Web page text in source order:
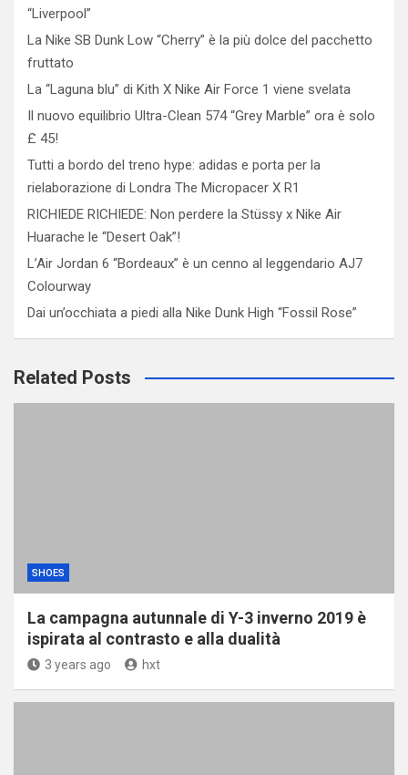
“Liverpool”
La Nike SB Dunk Low “Cherry” è la più dolce del pacchetto
fruttato
La “Laguna blu” di Kith X Nike Air Force 1 viene svelata
Il nuovo equilibrio Ultra-Clean 574 “Grey Marble” ora è solo
£ 45!
Tutti a bordo del treno hype: adidas e porta per la
rielaborazione di Londra The Micropacer X R1
RICHIEDE RICHIEDE: Non perdere la Stüssy x Nike Air
Huarache le “Desert Oak”!
L’Air Jordan 6 “Bordeaux” è un cenno al leggendario AJ7
Colourway
Dai un’occhiata a piedi alla Nike Dunk High “Fossil Rose”
Related Posts
SHOES
La campagna autunnale di Y-3 inverno 2019 è
ispirata al contrasto e alla dualità
3 years ago hxt